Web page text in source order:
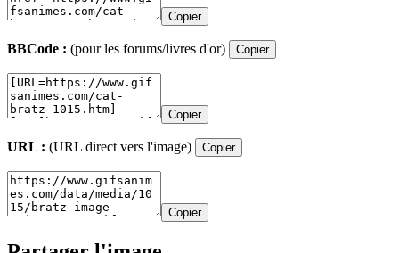
Copier
BBCode : (pour les forums/livres d'or) Copier
Copier
URL : (URL direct vers l'image) Copier
Copier